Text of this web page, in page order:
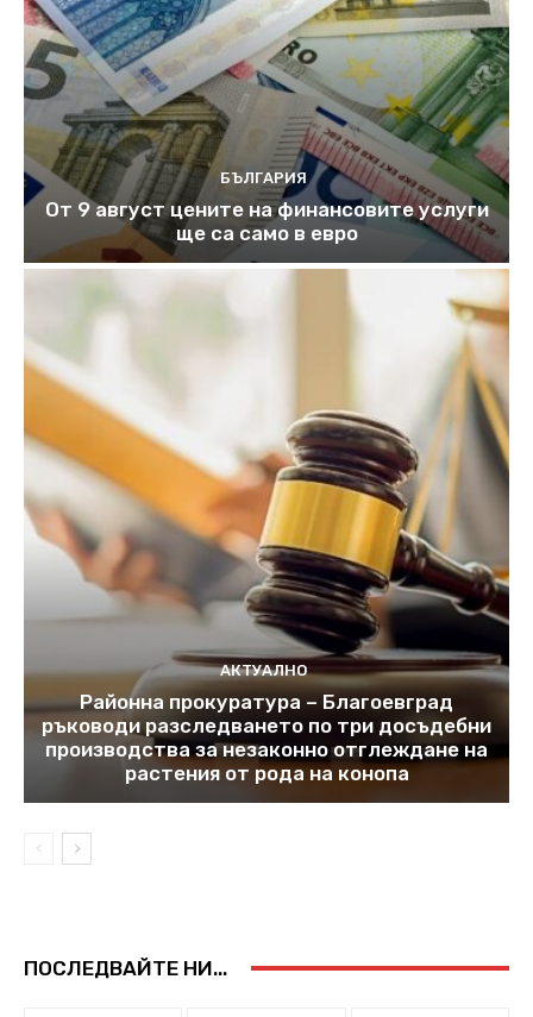
БЪЛГАРИЯ
От 9 август цените на финансовите услуги
ще са само в евро
АКТУАЛНО
Районна прокуратура – Благоевград
ръководи разследването по три досъдебни
производства за незаконно отглеждане на
растения от рода на конопа
ПОСЛЕДВАЙТЕ НИ...